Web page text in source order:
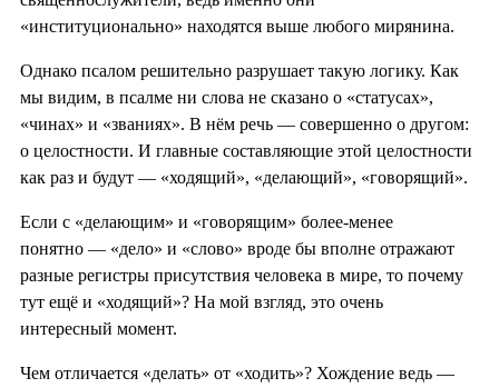
«институционально» находятся выше любого мирянина.
Однако псалом решительно разрушает такую логику. Как
мы видим, в псалме ни слова не сказано о «статусах»,
«чинах» и «званиях». В нём речь — совершенно о другом:
о целостности. И главные составляющие этой целостности
как раз и будут — «ходящий», «делающий», «говорящий».
Если с «делающим» и «говорящим» более-менее
понятно — «дело» и «слово» вроде бы вполне отражают
разные регистры присутствия человека в мире, то почему
тут ещё и «ходящий»? На мой взгляд, это очень
интересный момент.
Чем отличается «делать» от «ходить»? Хождение ведь —